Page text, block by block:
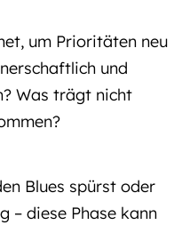
um Prioritäten neu
und
Was trägt nicht
Blues spürst oder
– diese Phase kann